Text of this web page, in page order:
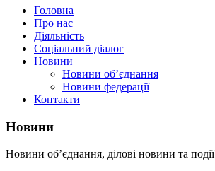
Головна
Про нас
Діяльність
Соціальний діалог
Новини
Новини об’єднання
Новини федерації
Контакти
Новини
Новини об’єднання, ділові новини та події